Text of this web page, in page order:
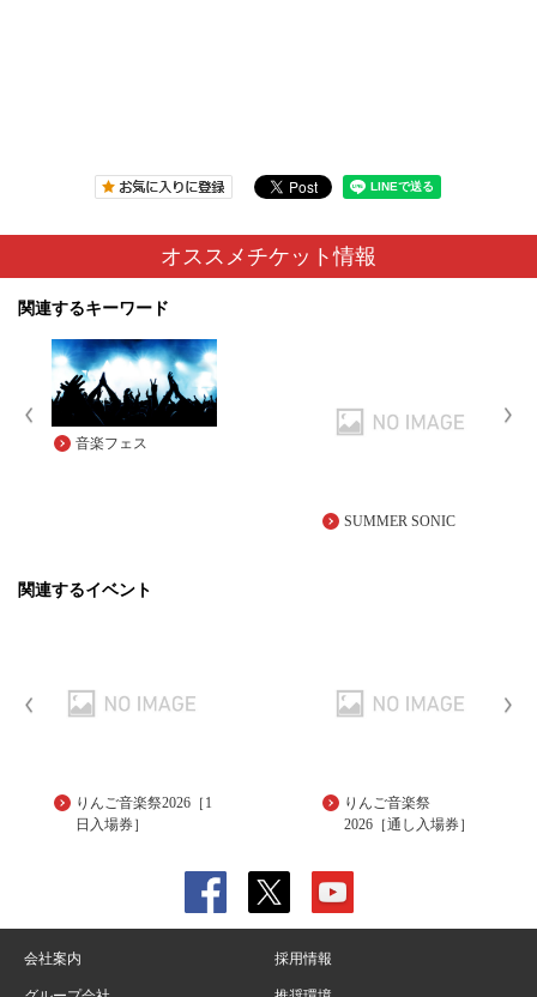
オススメチケット情報
関連するキーワード
音楽フェス
SUMMER SONIC
関連するイベント
りんご音楽祭2026［1
日入場券］
りんご音楽祭
2026［通し入場券］
会社案内 採用情報